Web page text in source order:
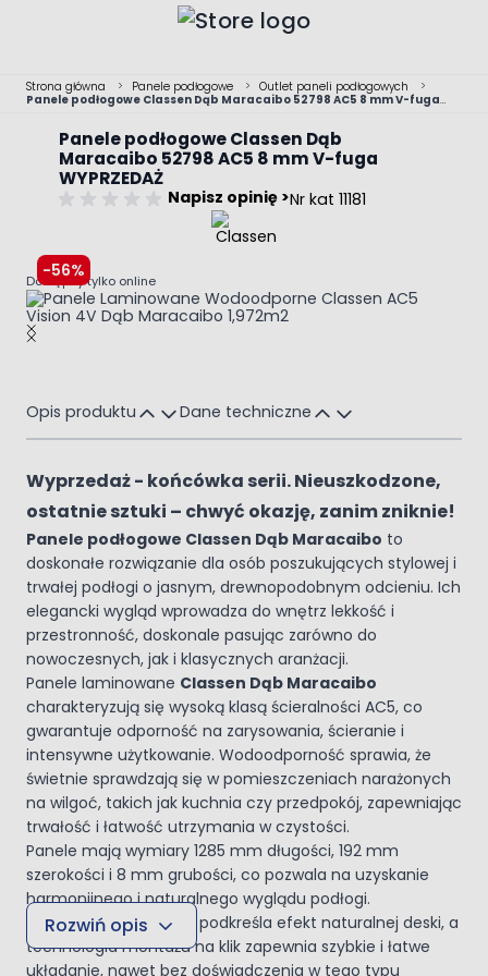
Strona główna > Panele podłogowe > Outlet paneli podłogowych
>
Panele podłogowe Classen Dąb Maracaibo 52798 AC5 8 mm V-fuga
Panele podłogowe Classen Dąb
Maracaibo 52798 AC5 8 mm V-fuga
WYPRZEDAŻ
Napisz opinię >Nr kat 11181
-56%
Dostępny tylko online
Main image
Click to view image in fullscreen
Opis produktu Dane techniczne
Wyprzedaż - końcówka serii. Nieuszkodzone,
ostatnie sztuki – chwyć okazję, zanim zniknie!
Panele podłogowe Classen Dąb Maracaibo to
doskonałe rozwiązanie dla osób poszukujących stylowej i
trwałej podłogi o jasnym, drewnopodobnym odcieniu. Ich
elegancki wygląd wprowadza do wnętrz lekkość i
przestronność, doskonale pasując zarówno do
nowoczesnych, jak i klasycznych aranżacji.
Panele laminowane Classen Dąb Maracaibo
charakteryzują się wysoką klasą ścieralności AC5, co
gwarantuje odporność na zarysowania, ścieranie i
intensywne użytkowanie. Wodoodporność sprawia, że
świetnie sprawdzają się w pomieszczeniach narażonych
na wilgoć, takich jak kuchnia czy przedpokój, zapewniając
trwałość i łatwość utrzymania w czystości.
Panele mają wymiary 1285 mm długości, 192 mm
szerokości i 8 mm grubości, co pozwala na uzyskanie
harmonijnego i naturalnego wyglądu podłogi.
Czterostronna V-fuga podkreśla efekt naturalnej deski, a
technologia montażu na klik zapewnia szybkie i łatwe
układanie, nawet bez doświadczenia w tego typu
Rozwiń opis